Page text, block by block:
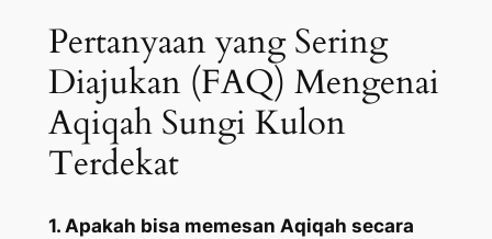
Pertanyaan yang Sering
Diajukan (FAQ) Mengenai
Aqiqah Sungi Kulon
Terdekat
1. Apakah bisa memesan Aqiqah secara